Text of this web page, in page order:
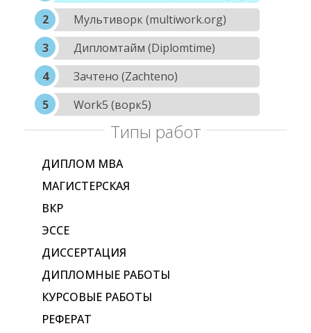
Мультиворк (multiwork.org)
Дипломтайм (Diplomtime)
Зачтено (Zachteno)
Work5 (ворк5)
Типы работ
ДИПЛОМ МВА
МАГИСТЕРСКАЯ
ВКР
ЭССЕ
ДИССЕРТАЦИЯ
ДИПЛОМНЫЕ РАБОТЫ
КУРСОВЫЕ РАБОТЫ
РЕФЕРАТ